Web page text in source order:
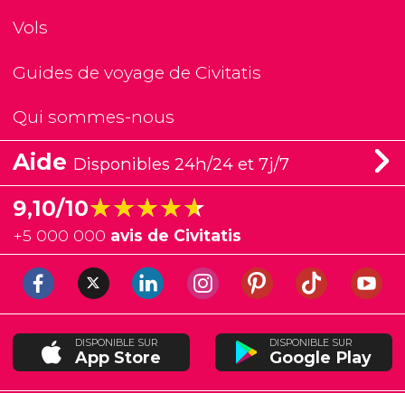
Vols
Guides de voyage de Civitatis
Qui sommes-nous
Aide Disponibles 24h/24 et 7j/7
9,10/10★★★★★
★★★★★
+5 000 000 avis de Civitatis
DISPONIBLE SUR
App Store
DISPONIBLE SUR
Google Play